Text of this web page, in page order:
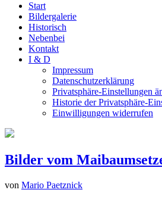
Start
Bildergalerie
Historisch
Nebenbei
Kontakt
I & D
Impressum
Datenschutzerklärung
Privatsphäre-Einstellungen
Historie der Privatsphäre-
Einwilligungen widerrufen
Bilder vom
von Mario Paetznick